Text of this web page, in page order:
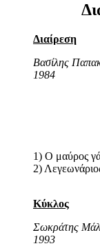
Διαίρεση
Βασίλης
1984
1) Ο μαύρος
2)
Κύκλος
Σωκράτης
1993